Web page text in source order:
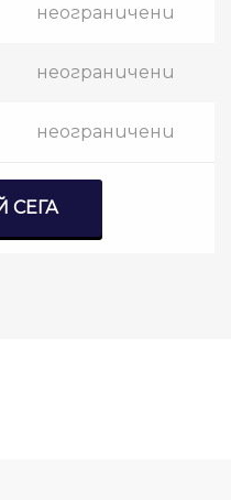
неограничени
неограничени
неограничени
СЕГА